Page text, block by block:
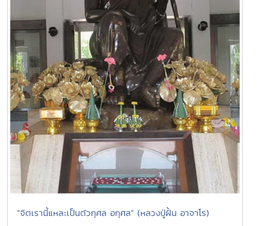
"จิตเรานี้แหละเป็นตัวกุศล อกุศล" (หลวงปู่ฝั้น อาจาโร)